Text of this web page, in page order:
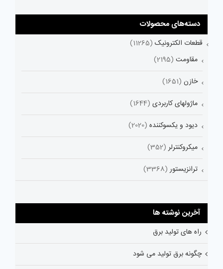
دسته‌های محصولات
قطعات الکترونیک (11265)
مقاومت (2195)
خازن (1651)
ماژولهای کاربردی (1644)
دیود و یکسوکننده (2020)
میکروکنترلر (352)
ترانزیستور (3368)
آخرین نوشته ها
راه های تولید برق
چگونه برق تولید می شود